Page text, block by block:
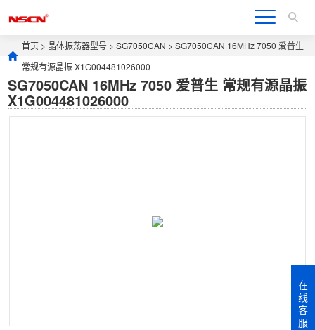
首页 > 晶体振荡器型号 >SG7050CAN > SG7050CAN 16MHz 7050 爱普生
常规有源晶振 X1G004481026000
SG7050CAN 16MHz 7050 爱普生 常规有源晶振
X1G004481026000
在
线
客
服